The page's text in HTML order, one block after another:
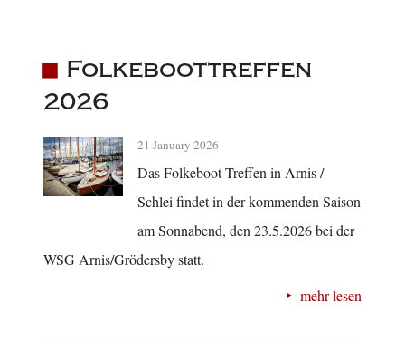
Folkeboottreffen
2026
21 January 2026
Das Folkeboot-Treffen in Arnis /
Schlei findet in der kommenden Saison
am Sonnabend, den 23.5.2026 bei der
WSG Arnis/Grödersby statt.
mehr lesen